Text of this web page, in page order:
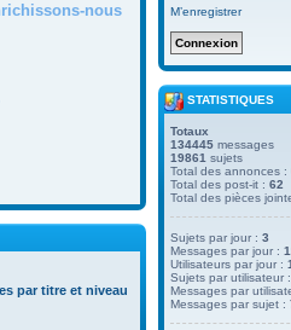
nous
par titre et niveau
M’enregistrer
STATISTIQUES
Totaux
134445 messages
19861 sujets
Total des annonces :
Total des post-it : 62
Total des pièces
Sujets par jour : 3
Messages par jour :
Utilisateurs par jour : 1
Sujets par utilisateur :
Messages par
Messages par sujet :